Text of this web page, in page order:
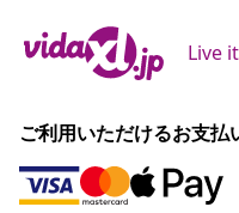
Live
ご利用いただけるお支払